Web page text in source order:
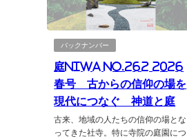
バックナンバー
庭NIWA No.262 2026
春号 古からの信仰の場を
現代につなぐ 神道と庭
古来、地域の人たちの信仰の場とな
ってきた社寺。特に寺院の庭園につ